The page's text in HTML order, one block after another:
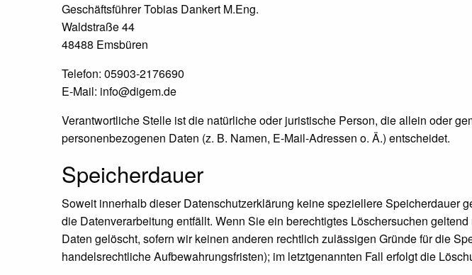
Geschäftsführer Tobias Dankert M.Eng.
Waldstraße 44
48488 Emsbüren
Telefon: 05903-2176690
E-Mail: info@digem.de
Verantwortliche Stelle ist die natürliche oder juristische Person, die allein oder
personenbezogenen Daten (z. B. Namen, E-Mail-Adressen o. Ä.) entscheidet.
Speicherdauer
Soweit innerhalb dieser Datenschutzerklärung keine speziellere Speicherdauer
die Datenverarbeitung entfällt. Wenn Sie ein berechtigtes Löschersuchen
Daten gelöscht, sofern wir keinen anderen rechtlich zulässigen Gründe für die
handelsrechtliche Aufbewahrungsfristen); im letztgenannten Fall erfolgt die